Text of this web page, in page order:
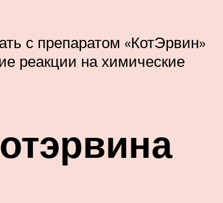
с препаратом «КотЭрвин»
реакции на химические